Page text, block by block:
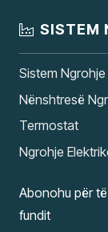
SISTEM
Sistem
Nënshtresë
Termostat
Ngrohje
Abonohu për
fundit